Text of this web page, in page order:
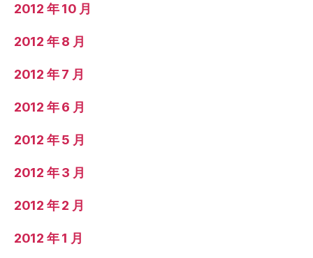
2012 年 10 月
2012 年 8 月
2012 年 7 月
2012 年 6 月
2012 年 5 月
2012 年 3 月
2012 年 2 月
2012 年 1 月